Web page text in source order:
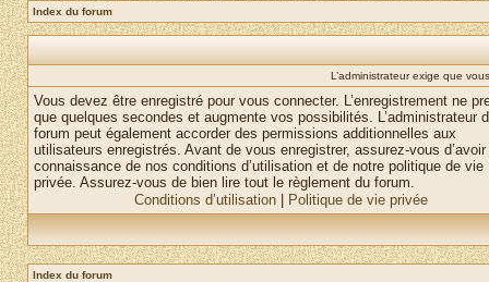
Index du forum
L’administrateur exige que
Vous devez être enregistré pour vous connecter. L’enregistrement ne
que quelques secondes et augmente vos possibilités. L’administrateur
forum peut également accorder des permissions additionnelles aux
utilisateurs enregistrés. Avant de vous enregistrer, assurez-vous
connaissance de nos conditions d’utilisation et de notre politique de vie
privée. Assurez-vous de bien lire tout le règlement du forum.
Conditions d’utilisation
Politique de vie privée
Index du forum